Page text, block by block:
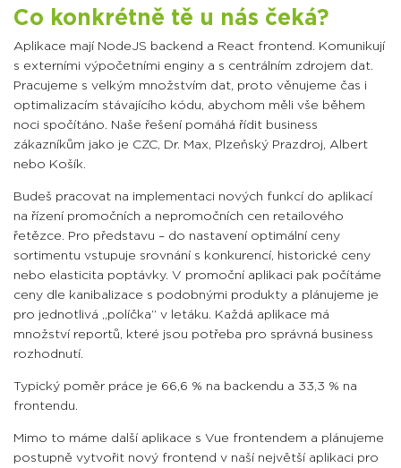
Co konkrétně tě u nás čeká?
Aplikace mají NodeJS backend a React frontend. Komunikují
s externími výpočetními enginy a s centrálním zdrojem dat.
Pracujeme s velkým množstvím dat, proto věnujeme čas i
optimalizacím stávajícího kódu, abychom měli vše během
noci spočítáno. Naše řešení pomáhá řídit business
zákazníkům jako je CZC, Dr. Max, Plzeňský Prazdroj, Albert
nebo Košík.
Budeš pracovat na implementaci nových funkcí do aplikací
na řízení promočních a nepromočních cen retailového
řetězce. Pro představu – do nastavení optimální ceny
sortimentu vstupuje srovnání s konkurencí, historické ceny
nebo elasticita poptávky. V promoční aplikaci pak počítáme
ceny dle kanibalizace s podobnými produkty a plánujeme je
pro jednotlivá „políčka“ v letáku. Každá aplikace má
množství reportů, které jsou potřeba pro správná business
rozhodnutí.
Typický poměr práce je 66,6 % na backendu a 33,3 % na
frontendu.
Mimo to máme další aplikace s Vue frontendem a plánujeme
postupně vytvořit nový frontend v naší největší aplikaci pro